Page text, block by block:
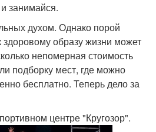
занимайся.
духом. Однако порой
здоровому образу жизни может
непомерная стоимость
подборку мест, где можно
бесплатно. Теперь дело за
центре "Кругозор".